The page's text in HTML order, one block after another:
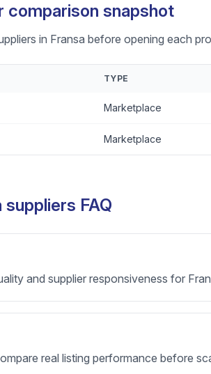
comparison snapshot
in Fransa before opening each
TYPE
Marketplace
Marketplace
suppliers FAQ
and supplier responsiveness for
real listing performance before